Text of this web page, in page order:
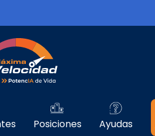
TIC
Posiciones Ayudas